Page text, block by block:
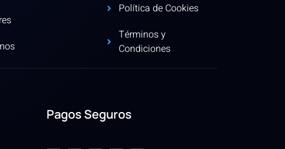
Política de Cookies
Términos y
Condiciones
Pagos Seguros